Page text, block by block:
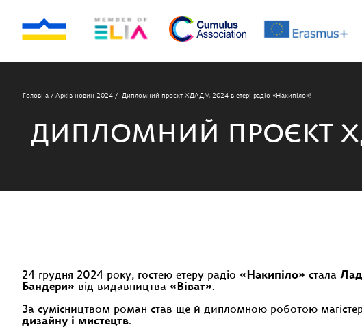
Головна / Архів новин 2024 / Дипломний проєкт ХДАДМ 2024 в етері радіо «Накипіло»!
ДИПЛОМНИЙ ПРОЄКТ
24 грудня 2024 року, гостею етеру радіо «Накипіло» стала
Бандери» від видавництва «Віват».
За сумісництвом роман став ще й дипломною роботою
дизайну і мистецтв.